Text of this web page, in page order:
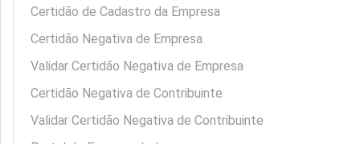
Certidão de Cadastro da Empresa
Certidão Negativa de Empresa
Validar Certidão Negativa de Empresa
Certidão Negativa de Contribuinte
Validar Certidão Negativa de Contribuinte